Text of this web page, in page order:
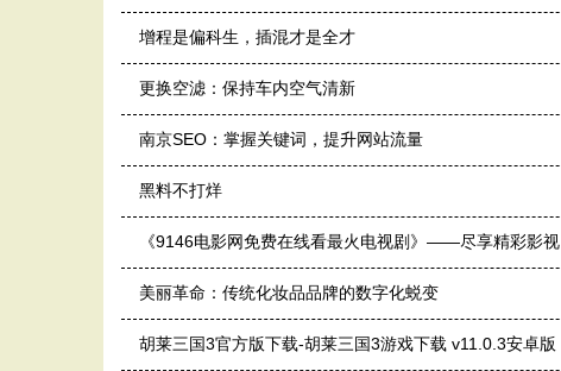
增程是偏科生，插混才是全才
更换空滤：保持车内空气清新
南京SEO：掌握关键词，提升网站流量
黑料不打烊
《9146电影网免费在线看最火电视剧》——尽享精彩影视
美丽革命：传统化妆品品牌的数字化蜕变
胡莱三国3官方版下载-胡莱三国3游戏下载 v11.0.3安卓版